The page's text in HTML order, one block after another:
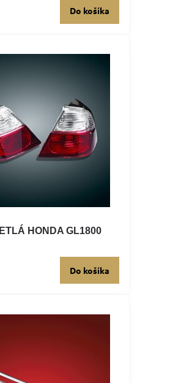
Do košíka
HONDA GL1800
Do košíka